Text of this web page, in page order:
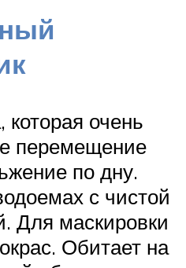
очень
перемещение
по дну.
с чистой
Для маскировки
Обитает на